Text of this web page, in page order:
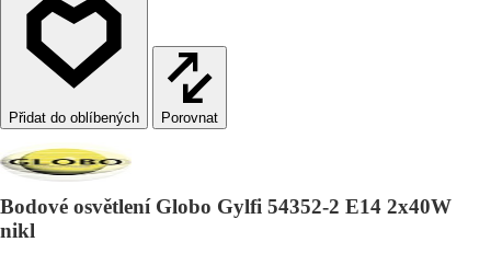
Porovnat
Bodové osvětlení Globo Gylfi 54352-2 E14 2x40W
nikl